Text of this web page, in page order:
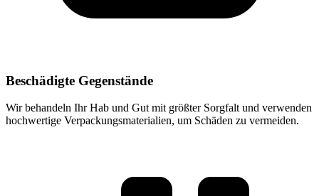
Beschädigte Gegenstände
Wir behandeln Ihr Hab und Gut mit größter Sorgfalt und verwenden
hochwertige Verpackungsmaterialien, um Schäden zu vermeiden.